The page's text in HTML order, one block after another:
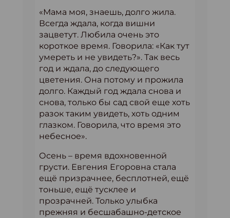
«Мама моя, знаешь, долго жила.
Всегда ждала, когда вишни
зацветут. Любила очень это
короткое время. Говорила: «Как тут
умереть и не увидеть?». Так весь
год и ждала, до следующего
цветения. Она потому и прожила
долго. Каждый год ждала снова и
снова, только бы сад свой еще хоть
разок таким увидеть, хоть одним
глазком. Говорила, что время это
небесное».
Осень – время вдохновенной
грусти. Евгения Егоровна стала
ещё призрачнее, бесплотней, ещё
тоньше, ещё тусклее и
прозрачней. Только улыбка
прежняя и бесшабашно-детское